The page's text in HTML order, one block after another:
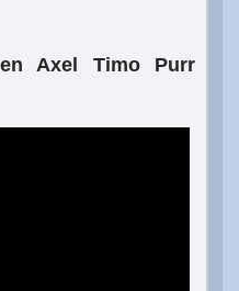
Axel Timo Purr